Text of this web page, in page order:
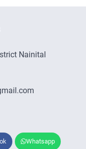
Nainital
Whatsapp